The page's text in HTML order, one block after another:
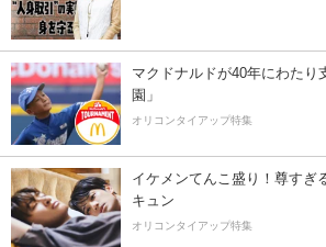
マクドナルドが40年にわたり
園」
オリコンタイアップ特集
イケメンてんこ盛り！尊すぎ
キュン
オリコンタイアップ特集